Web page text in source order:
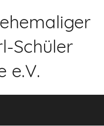
Schüler
e.V.